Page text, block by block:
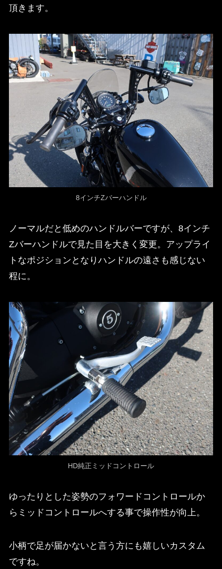
頂きます。
8インチZバーハンドル
ノーマルだと低めのハンドルバーですが、8インチ
Zバーハンドルで見た目を大きく変更。アップライ
トなポジションとなりハンドルの遠さも感じない
程に。
HD純正ミッドコントロール
ゆったりとした姿勢のフォワードコントロールか
らミッドコントロールへする事で操作性が向上。
小柄で足が届かないと言う方にも嬉しいカスタム
ですね。